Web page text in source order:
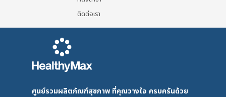
ติดต่อเรา
ศูนย์รวมผลิตภัณฑ์สุขภาพ ที่คุณวางใจ ครบครันด้วย